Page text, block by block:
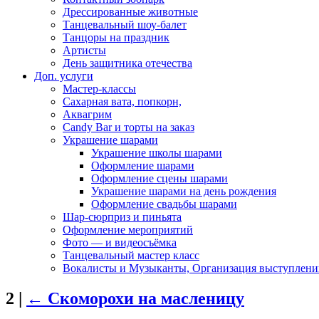
Дрессированные животные
Танцевальный шоу-балет
Танцоры на праздник
Артисты
День защитника отечества
Доп. услуги
Мастер-классы
Сахарная вата, попкорн,
Аквагрим
Candy Bar и торты на заказ
Украшение шарами
Украшение школы шарами
Оформление шарами
Оформление сцены шарами
Украшение шарами на день рождения
Оформление свадьбы шарами
Шар-сюрприз и пиньята
Оформление мероприятий
Фото — и видеосъёмка
Танцевальный мастер класс
Вокалисты и Музыканты, Организация
2 | ← Скоморохи на масленицу